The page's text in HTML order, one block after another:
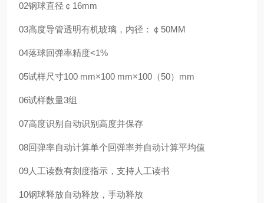
02钢球直径 ￠16mm
03高度导管透明有机玻璃，内径：￠50MM
04落球回弹率精度<1%
05试样尺寸100 mm×100 mm×100（50）mm
06试样数量3组
07高度识别 自动识别高度并保存
08回弹率自动计算单个回弹率并自动计算平均值
09人工读数有刻度指示，支持人工读书
10钢球释放自动释放，手动释放